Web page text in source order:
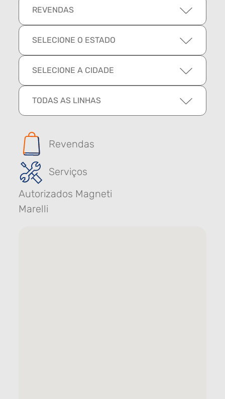
REVENDAS
SELECIONE O ESTADO
SELECIONE A CIDADE
TODAS AS LINHAS
Revendas
Serviços
Autorizados Magneti
Marelli